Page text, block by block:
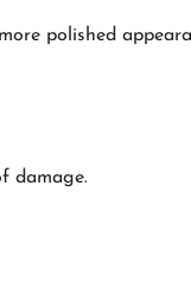
polished
damage.